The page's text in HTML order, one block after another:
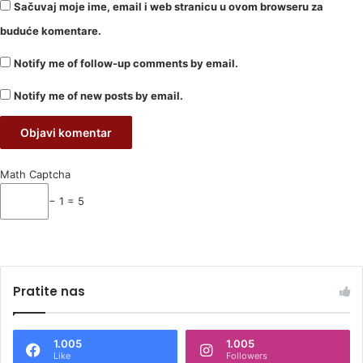
Sačuvaj moje ime, email i web stranicu u ovom browseru za
buduće komentare.
Notify me of follow-up comments by email.
Notify me of new posts by email.
Math Captcha
− 1 = 5
Pratite nas
1.005
Like
1.005
Followers